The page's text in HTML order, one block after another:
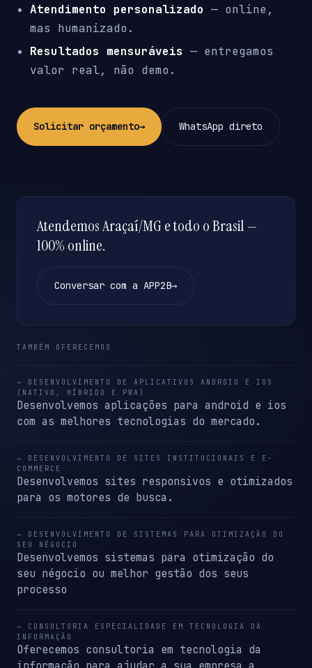
Atendimento personalizado — online,
mas humanizado.
Resultados mensuráveis — entregamos
valor real, não demo.
Solicitar orçamento→ WhatsApp direto
Atendemos Araçaí/MG e todo o Brasil —
100% online.
Conversar com a APP2B→
TAMBÉM OFERECEMOS
→ DESENVOLVIMENTO DE APLICATIVOS ANDROID E IOS
(NATIVO, HÍBRIDO E PWA)
Desenvolvemos aplicações para android e ios
com as melhores tecnologias do mercado.
→ DESENVOLVIMENTO DE SITES INSTITUCIONAIS E E-
COMMERCE
Desenvolvemos sites responsivos e otimizados
para os motores de busca.
→ DESENVOLVIMENTO DE SISTEMAS PARA OTIMIZAÇÃO DO
SEU NÉGOCIO
Desenvolvemos sistemas para otimização do
seu négocio ou melhor gestão dos seus
processo
→ CONSULTORIA ESPECIALIDADE EM TECNOLOGIA DA
INFORMAÇÃO
Oferecemos consultoria em tecnologia da